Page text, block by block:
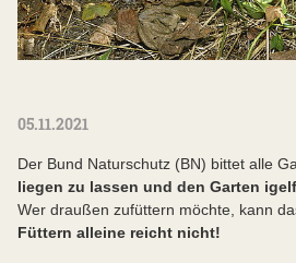
05.11.2021
Der Bund Naturschutz (BN) bittet alle
liegen zu lassen und den Garten
Wer draußen zufüttern möchte, kann
Füttern alleine reicht nicht!